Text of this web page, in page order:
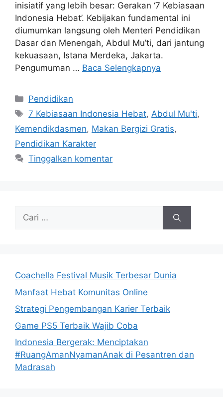
inisiatif yang lebih besar: Gerakan ‘7 Kebiasaan
Indonesia Hebat’. Kebijakan fundamental ini
diumumkan langsung oleh Menteri Pendidikan
Dasar dan Menengah, Abdul Mu’ti, dari jantung
kekuasaan, Istana Merdeka, Jakarta.
Pengumuman … Baca Selengkapnya
Kategori
Pendidikan
Tag
7 Kebiasaan Indonesia Hebat,Abdul Mu'ti,
Kemendikdasmen, Makan Bergizi Gratis,
Pendidikan Karakter
Tinggalkan komentar
Cari
Coachella Festival Musik Terbesar Dunia
Manfaat Hebat Komunitas Online
Strategi Pengembangan Karier Terbaik
Game PS5 Terbaik Wajib Coba
Indonesia Bergerak: Menciptakan
#RuangAmanNyamanAnak di Pesantren dan
Madrasah